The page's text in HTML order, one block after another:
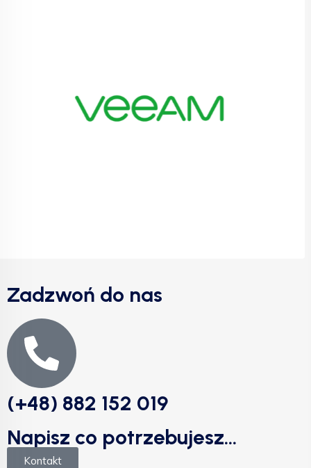
Zadzwoń do nas
(+48) 882 152 019
Napisz co potrzebujesz...
Kontakt